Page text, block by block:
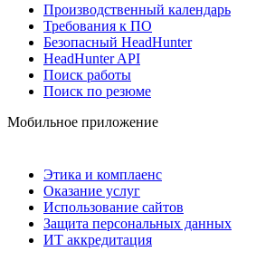
Производственный календарь
Требования к ПО
Безопасный HeadHunter
HeadHunter API
Поиск работы
Поиск по резюме
Мобильное приложение
Этика и комплаенс
Оказание услуг
Использование сайтов
Защита персональных данных
ИТ аккредитация